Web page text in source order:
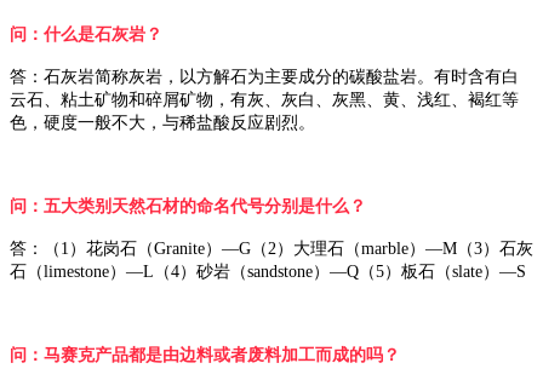
问：什么是石灰岩？
答：石灰岩简称灰岩，以方解石为主要成分的碳酸盐岩。有时含有白
云石、粘土矿物和碎屑矿物，有灰、灰白、灰黑、黄、浅红、褐红等
色，硬度一般不大，与稀盐酸反应剧烈。
问：五大类别天然石材的命名代号分别是什么？
答：（1）花岗石（Granite）—G（2）大理石（marble）—M（3）石灰
石（limestone）—L（4）砂岩（sandstone）—Q（5）板石（slate）—S
问：马赛克产品都是由边料或者废料加工而成的吗？